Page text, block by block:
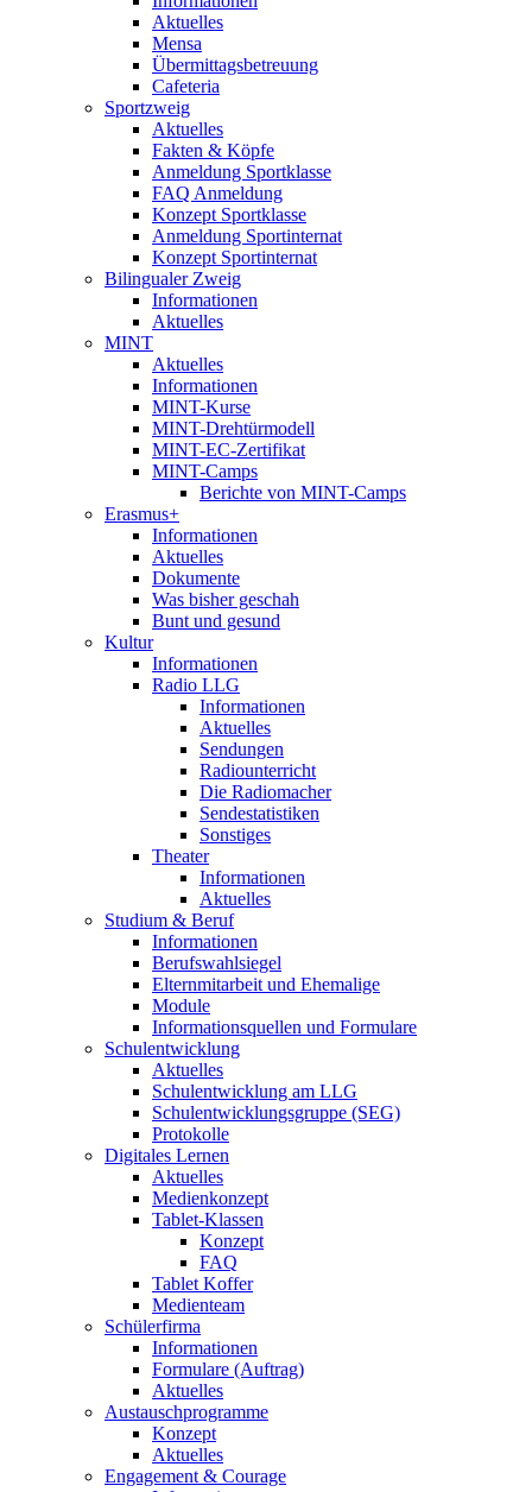
Aktuelles
Mensa
Übermittagsbetreuung
Cafeteria
Sportzweig
Aktuelles
Fakten & Köpfe
Anmeldung Sportklasse
FAQ Anmeldung
Konzept Sportklasse
Anmeldung Sportinternat
Konzept Sportinternat
Bilingualer Zweig
Informationen
Aktuelles
MINT
Aktuelles
Informationen
MINT-Kurse
MINT-Drehtürmodell
MINT-EC-Zertifikat
MINT-Camps
Berichte von MINT-Camps
Erasmus+
Informationen
Aktuelles
Dokumente
Was bisher geschah
Bunt und gesund
Kultur
Informationen
Radio LLG
Informationen
Aktuelles
Sendungen
Radiounterricht
Die Radiomacher
Sendestatistiken
Sonstiges
Theater
Informationen
Aktuelles
Studium & Beruf
Informationen
Berufswahlsiegel
Elternmitarbeit und Ehemalige
Module
Informationsquellen und Formulare
Schulentwicklung
Aktuelles
Schulentwicklung am LLG
Schulentwicklungsgruppe (SEG)
Protokolle
Digitales Lernen
Aktuelles
Medienkonzept
Tablet-Klassen
Konzept
FAQ
Tablet Koffer
Medienteam
Schülerfirma
Informationen
Formulare (Auftrag)
Aktuelles
Austauschprogramme
Konzept
Aktuelles
Engagement & Courage